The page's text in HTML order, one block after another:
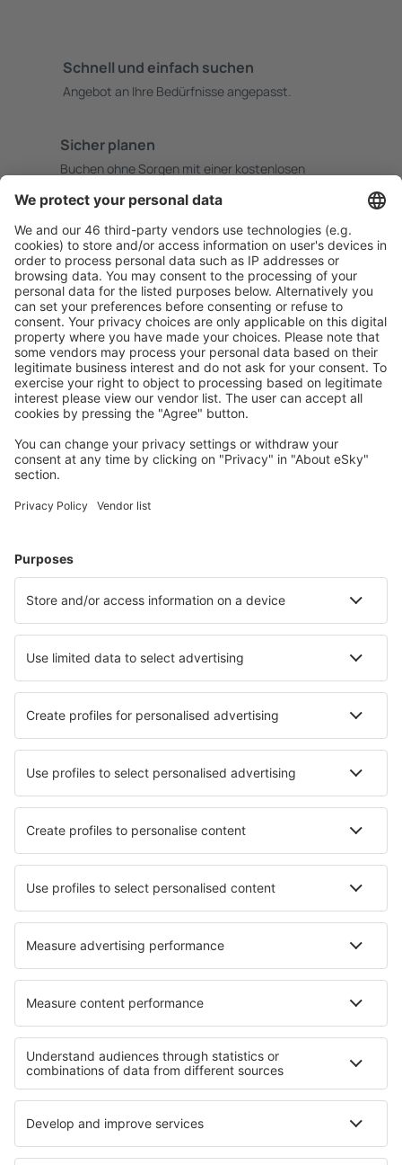
Schnell und einfach suchen
Angebot an Ihre Bedürfnisse angepasst.
Sicher planen
Buchen ohne Sorgen mit einer kostenlosen
Mehr sparen
Attraktive Preise und Spezialangebote für eingeloggte
Benutzer.
Unterkünfte, die Sie mögen
Wählen Sie aus über 1,3 Millionen Unterkünften: Hotels,
Hütten, Apartments und andere.
Unterkünfte in Bulgarien - Beliebte Städte
Unterkunft in Sofia Unterkunft Kirkovo
Unterkunft in Kresna Unterkunft in Pomorie
Die besten Unterkünfte - Städte
Unterkunft in Dinnet Unterkunft in Swietochlowice
Unterkunft in Pekin Unterkunft in Dunster
Unterkunft in Aspley Guise Unterkunft in Gladwyne
Unterkunft in Westliche Rhodopen
Unterkunft in Plovdiv Unterkunft in Stara Zagora
Unterkunft in Exuma Unterkunft in Louisiana
Unterkunft in Libertador Unterkunft in Arwa
Unterkunft in Delaware Beaches